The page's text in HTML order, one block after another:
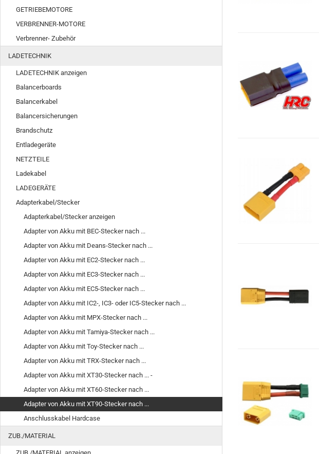
GETRIEBEMOTORE
VERBRENNER-MOTORE
Verbrenner- Zubehör
LADETECHNIK
LADETECHNIK anzeigen
Balancerboards
Balancerkabel
Balancersicherungen
Brandschutz
Entladegeräte
NETZTEILE
Ladekabel
LADEGERÄTE
Adapterkabel/Stecker
Adapterkabel/Stecker anzeigen
Adapter von Akku mit BEC-Stecker nach ...
Adapter von Akku mit Deans-Stecker nach ...
Adapter von Akku mit EC2-Stecker nach ...
Adapter von Akku mit EC3-Stecker nach ...
Adapter von Akku mit EC5-Stecker nach ...
Adapter von Akku mit IC2-, IC3- oder IC5-Stecker nach ...
Adapter von Akku mit MPX-Stecker nach ...
Adapter von Akku mit Tamiya-Stecker nach ...
Adapter von Akku mit Toy-Stecker nach ...
Adapter von Akku mit TRX-Stecker nach ...
Adapter von Akku mit XT30-Stecker nach ... -
Adapter von Akku mit XT60-Stecker nach ...
Adapter von Akku mit XT90-Stecker nach ...
Anschlusskabel Hardcase
ZUB./MATERIAL